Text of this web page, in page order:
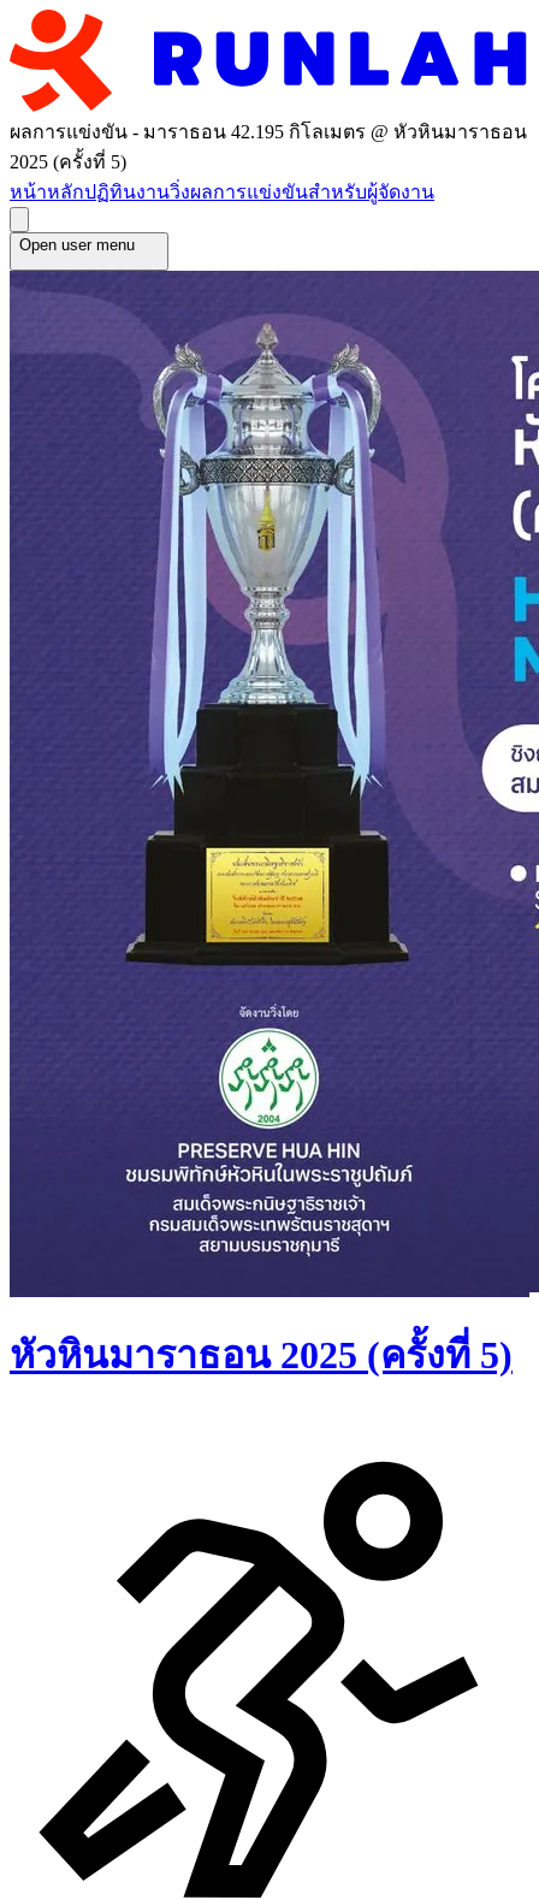
ผลการแข่งขัน - มาราธอน 42.195 กิโลเมตร @ หัวหินมาราธอน
2025 (ครั้งที่ 5)
หน้าหลักปฏิทินงานวิ่งผลการแข่งขันสำหรับผู้จัดงาน
Open user menu
หัวหินมาราธอน 2025 (ครั้งที่ 5)